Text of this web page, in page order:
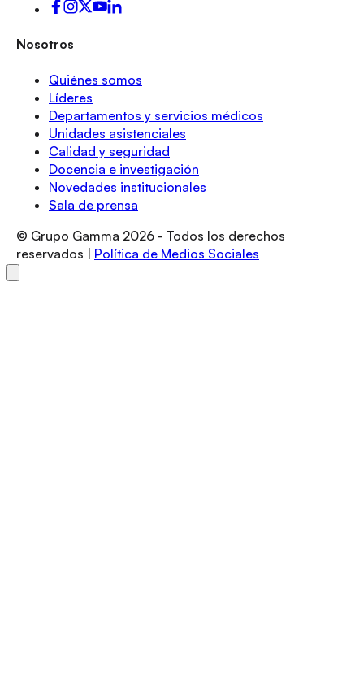
Nosotros
Quiénes somos
Líderes
Departamentos y servicios médicos
Unidades asistenciales
Calidad y seguridad
Docencia e investigación
Novedades institucionales
Sala de prensa
© Grupo Gamma 2026 - Todos los derechos
reservados | Política de Medios Sociales